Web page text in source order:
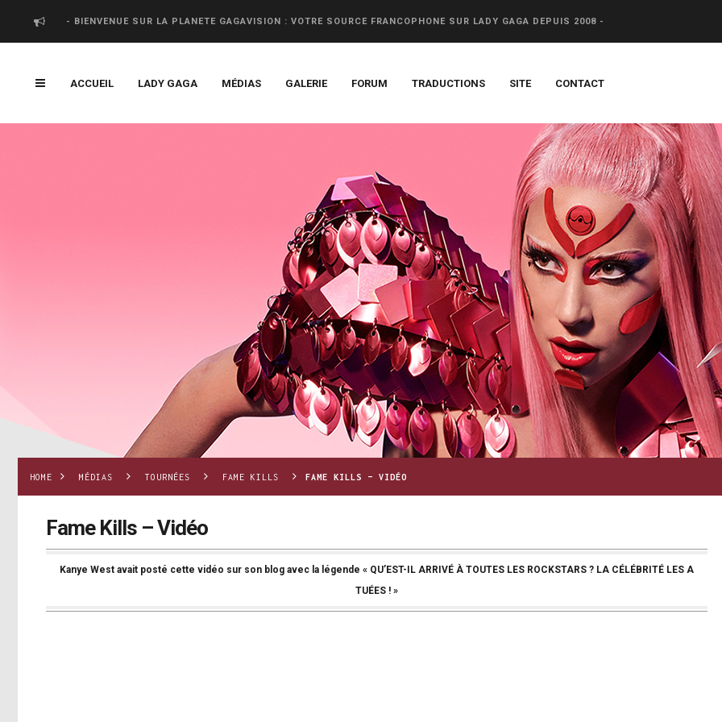
- BIENVENUE SUR LA PLANETE GAGAVISION : VOTRE SOURCE FRANCOPHONE SUR LADY GAGA DEPUIS 2008 -
ACCUEIL LADY GAGA MÉDIAS GALERIE FORUM TRADUCTIONS SITE CONTACT
HOME MÉDIAS TOURNÉES FAME KILLS FAME KILLS – VIDÉO
Fame Kills – Vidéo
Kanye West avait posté cette vidéo sur son blog avec la légende « QU’EST-IL ARRIVÉ À TOUTES LES ROCKSTARS ? LA CÉLÉBRITÉ LES A
TUÉES ! »